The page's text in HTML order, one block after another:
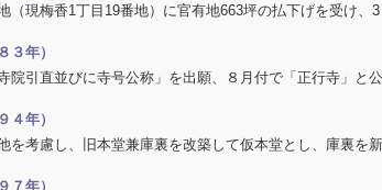
（現梅香1丁目19番地）に官有地663坪の払下げを受け、
年）
院引直並びに寺号公称」を出願、８月付で「正行寺」と
年）
を考慮し、旧本堂兼庫裏を改築して仮本堂とし、庫裏を新
年）